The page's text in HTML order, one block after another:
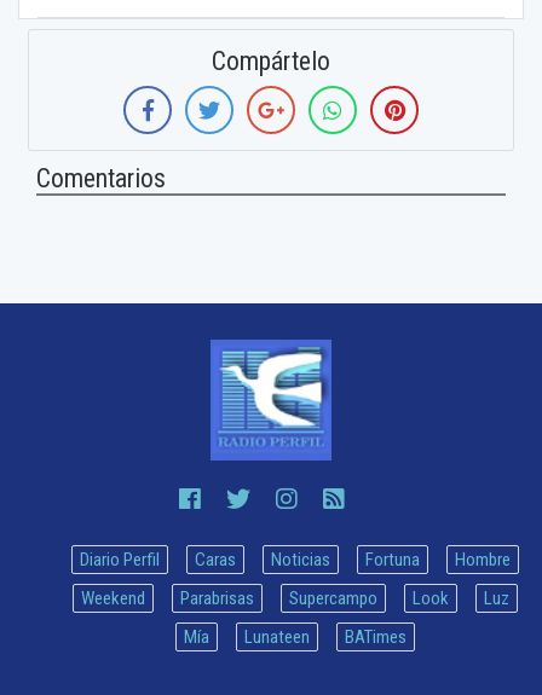
Compártelo
Comentarios
Diario Perfil Caras Noticias Fortuna
Hombre
Weekend
Parabrisas Supercampo Look
Luz
Mía
Lunateen BATimes